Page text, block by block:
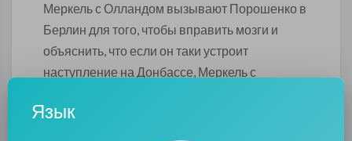
Меркель с Олландом вызывают Порошенко в
Берлин для того, чтобы вправить мозги и
объяснить, что если он таки устроит
наступление на Донбассе, Меркель с
трактористов" защищать не будут.
Язык